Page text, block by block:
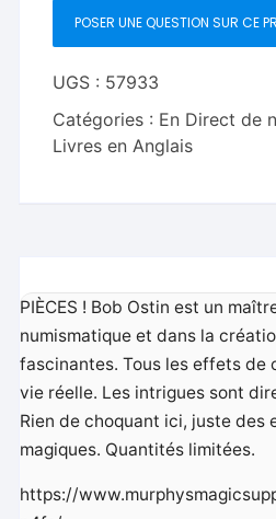
Print)
by
Bob
-
Book
POSER UNE QUESTION SUR CE
UGS : 57933
Catégories : En Direct de
Livres en Anglais
PIÈCES ! Bob Ostin est un
numismatique et dans la
fascinantes. Tous les effets de
vie réelle. Les intrigues sont
Rien de choquant ici, juste des
magiques. Quantités limitées.
https://